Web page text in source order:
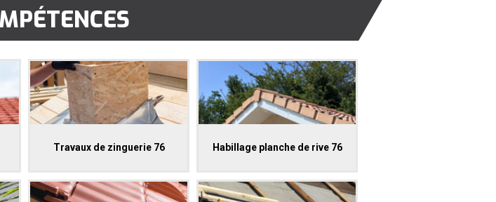
Travaux de zinguerie 76 Habillage planche de rive 76